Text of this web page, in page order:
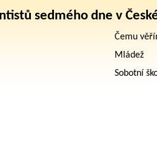
sedmého dne v
Čemu
Mládež
Sobotní